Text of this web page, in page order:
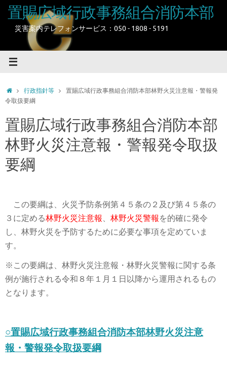
ツ
置賜広域行政事務組合消防本部
災害案内テレフォンサービス：050 - 1808 - 5191
ホ
ー
行政指針等
置賜広域行政事務組合消防本部林野火災注意報・警報発
令取扱要綱
置賜広域行政事務組合消防本部
林野火災注意報・警報発令取扱
要綱
この要綱は、火災予防条例第４５条の２及び第４５条の
３に定める林野火災注意報 林野火災警報 を的確に発令
し、林野火災を予防するために必要な事項を定めていま
す。
※この要綱は、林野火災注意報・林野火災警報に関する条
例が施行される令和８年１月１日以降から運用されるもの
となります。
○置賜広域行政事務組合消防本部林野火災注意
報・警報発令取扱要綱